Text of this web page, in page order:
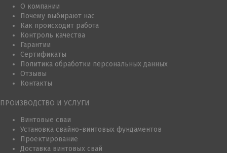
О компании
Почему выбирают нас
Как происходит работа
Контроль качества
Гарантии
Сертификаты
Политика обработки персональных данных
Отзывы
Контакты
ПРОИЗВОДСТВО И УСЛУГИ
Винтовые сваи
Установка свайно-винтовых фундаментов
Проектирование
Доставка винтовых свай